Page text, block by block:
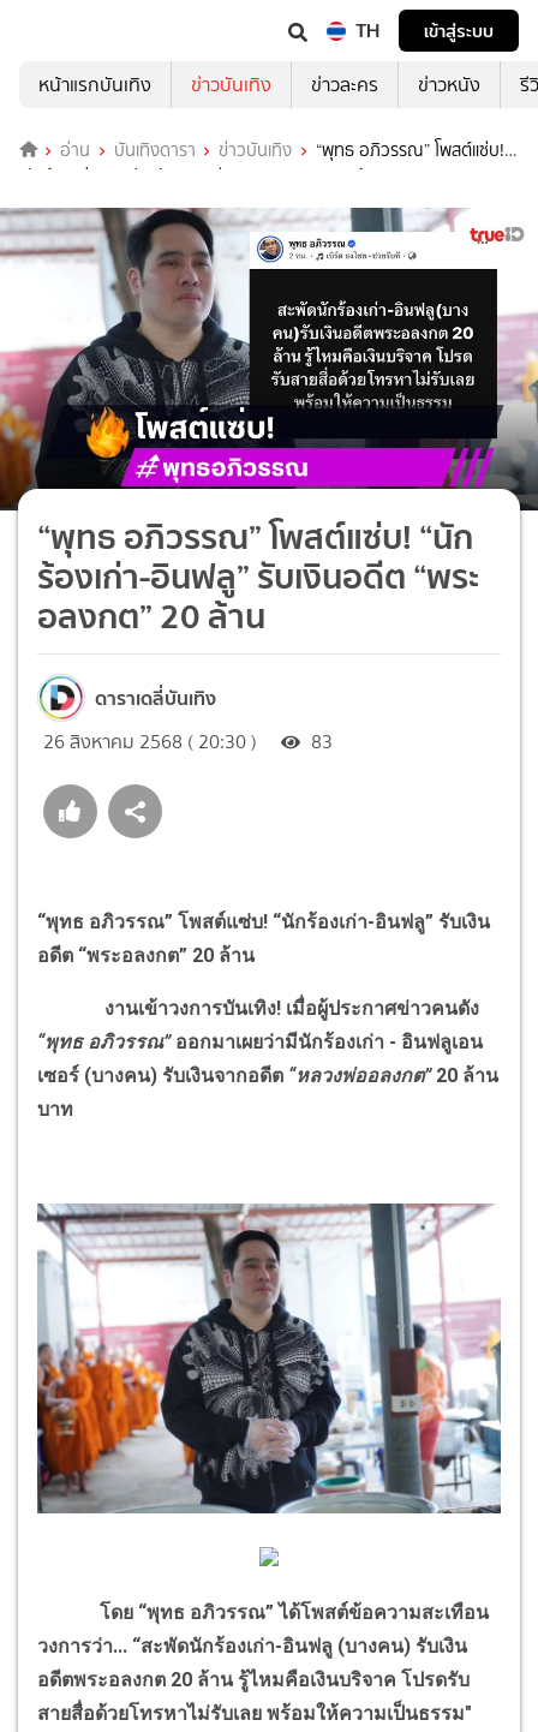
TH
เข้าสู่ระบบ
หน้าแรกบันเทิง
ข่าวบันเทิง ข่าวละคร ข่าวหนัง รี
อ่าน บันเทิงดารา ข่าวบันเทิง
“พุทธ อภิวรรณ” โพสต์แซ่บ!
“นักร้องเก่า-อินฟลู” รับเงินอดีต “พระอลงกต” 20 ล้าน
“พุทธ อภิวรรณ” โพสต์แซ่บ! “นัก
ร้องเก่า-อินฟลู” รับเงินอดีต “พระ
อลงกต” 20 ล้าน
ดาราเดลี่บันเทิง
26 สิงหาคม 2568 ( 20:30 ) 83
“พุทธ อภิวรรณ” โพสต์แซ่บ! “นักร้องเก่า-อินฟลู” รับเงิน
อดีต “พระอลงกต” 20 ล้าน
งานเข้าวงการบันเทิง! เมื่อผู้ประกาศข่าวคนดัง
“พุทธ อภิวรรณ”ออกมาเผยว่ามีนักร้องเก่า - อินฟลูเอน
เซอร์ (บางคน) รับเงินจากอดีต “หลวงพ่ออลงกต” 20 ล้าน
บาท
โดย “พุทธ อภิวรรณ” ได้โพสต์ข้อความสะเทือน
วงการว่า... “สะพัดนักร้องเก่า-อินฟลู (บางคน) รับเงิน
อดีตพระอลงกต 20 ล้าน รู้ไหมคือเงินบริจาค โปรดรับ
สายสื่อด้วยโทรหาไม่รับเลย พร้อมให้ความเป็นธรรม"